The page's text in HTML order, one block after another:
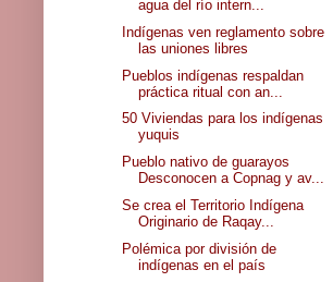
agua del río intern...
Indígenas ven reglamento sobre
las uniones libres
Pueblos indígenas respaldan
práctica ritual con an...
50 Viviendas para los indígenas
yuquis
Pueblo nativo de guarayos
Desconocen a Copnag y av...
Se crea el Territorio Indígena
Originario de Raqay...
Polémica por división de
indígenas en el país